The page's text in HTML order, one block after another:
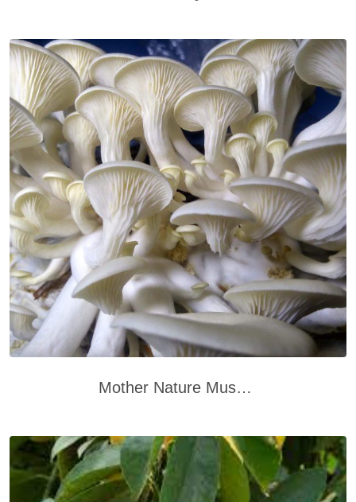
Mother Nature Mushrooms